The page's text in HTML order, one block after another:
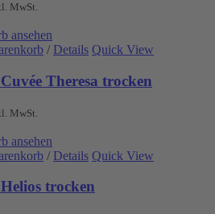
MwSt.
ansehen
/ Details Quick View
Theresa trocken
MwSt.
ansehen
/ Details Quick View
trocken